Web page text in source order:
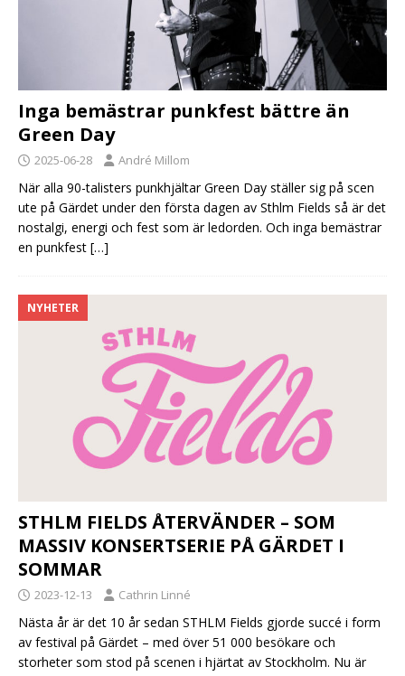
Inga bemästrar punkfest bättre än
Green Day
2025-06-28 André Millom
När alla 90-talisters punkhjältar Green Day ställer sig på scen
ute på Gärdet under den första dagen av Sthlm Fields så är det
nostalgi, energi och fest som är ledorden. Och inga bemästrar
en punkfest […]
NYHETER
STHLM FIELDS ÅTERVÄNDER – SOM
MASSIV KONSERTSERIE PÅ GÄRDET I
SOMMAR
2023-12-13 Cathrin Linné
Nästa år är det 10 år sedan STHLM Fields gjorde succé i form
av festival på Gärdet – med över 51 000 besökare och
storheter som stod på scenen i hjärtat av Stockholm. Nu är